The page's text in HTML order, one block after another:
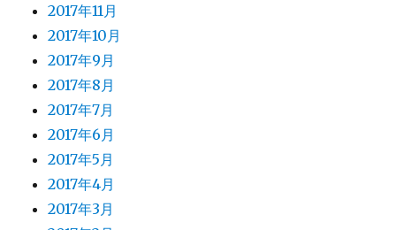
2017年11月
2017年10月
2017年9月
2017年8月
2017年7月
2017年6月
2017年5月
2017年4月
2017年3月